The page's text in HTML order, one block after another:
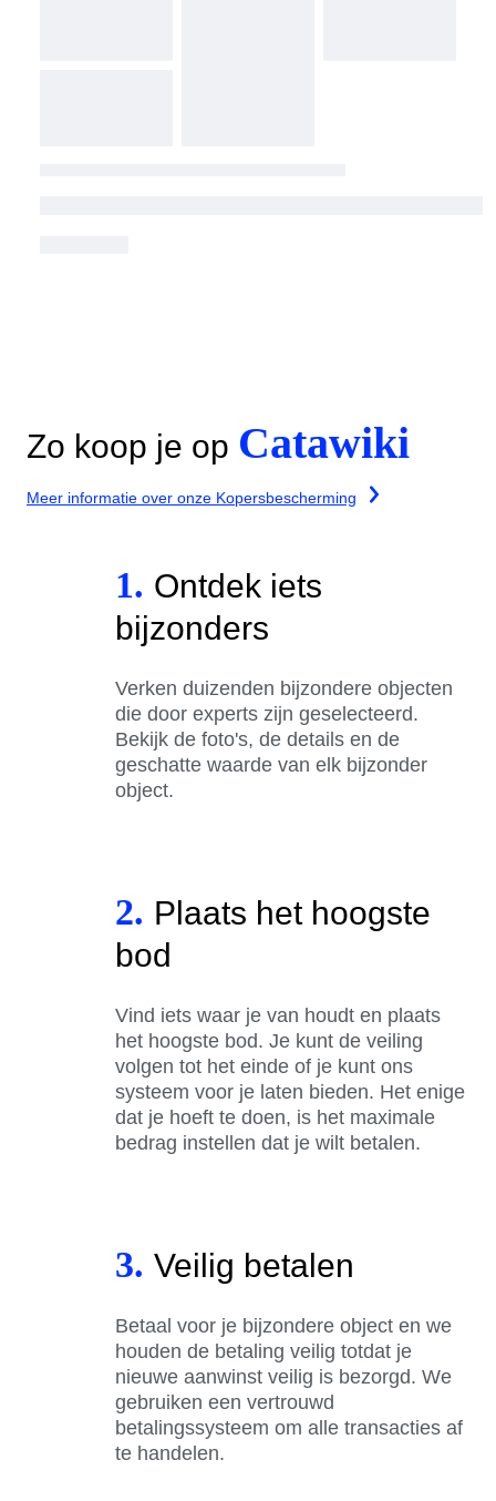
Zo koop je op Catawiki
Meer informatie over onze Kopersbescherming
1. Ontdek iets
bijzonders
Verken duizenden bijzondere objecten
die door experts zijn geselecteerd.
Bekijk de foto's, de details en de
geschatte waarde van elk bijzonder
object.
2. Plaats het hoogste
bod
Vind iets waar je van houdt en plaats
het hoogste bod. Je kunt de veiling
volgen tot het einde of je kunt ons
systeem voor je laten bieden. Het enige
dat je hoeft te doen, is het maximale
bedrag instellen dat je wilt betalen.
3. Veilig betalen
Betaal voor je bijzondere object en we
houden de betaling veilig totdat je
nieuwe aanwinst veilig is bezorgd. We
gebruiken een vertrouwd
betalingssysteem om alle transacties af
te handelen.